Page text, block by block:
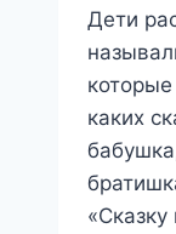
Дети
каких